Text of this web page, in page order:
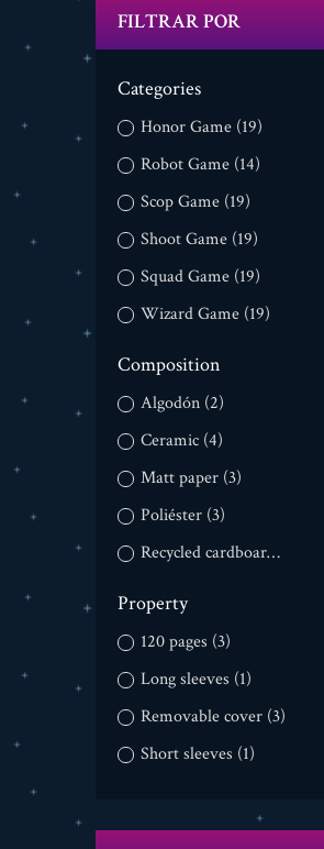
FILTRAR POR
Categories
Honor Game (19)
Robot Game (14)
Scop Game (19)
Shoot Game (19)
Squad Game (19)
Wizard Game (19)
Composition
Algodón (2)
Ceramic (4)
Matt paper (3)
Poliéster (3)
Recycled cardboard
Property
120 pages (3)
Long sleeves (1)
Removable cover (3)
Short sleeves (1)